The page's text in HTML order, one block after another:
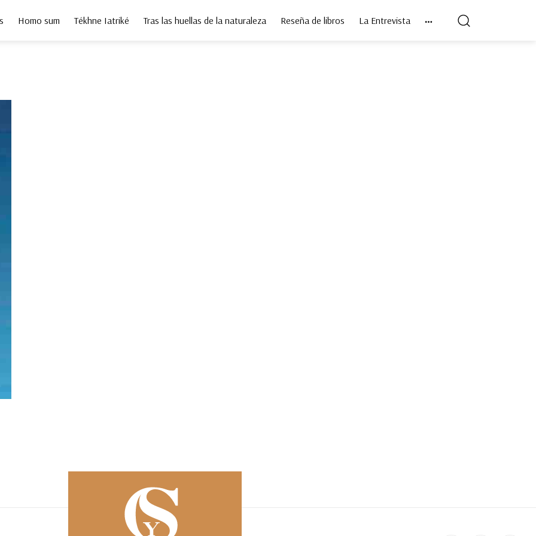
Homo sum Tékhne Iatriké Tras las huellas de la naturaleza Reseña de libros La Entrevista